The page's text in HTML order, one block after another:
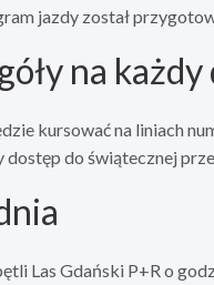
jazdy został
na
kursować na liniach
do świątecznej
Las Gdański P+R o